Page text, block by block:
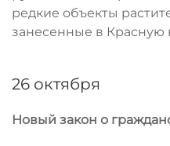
редкие объекты
занесенные в Красную
26 октября
Новый закон о